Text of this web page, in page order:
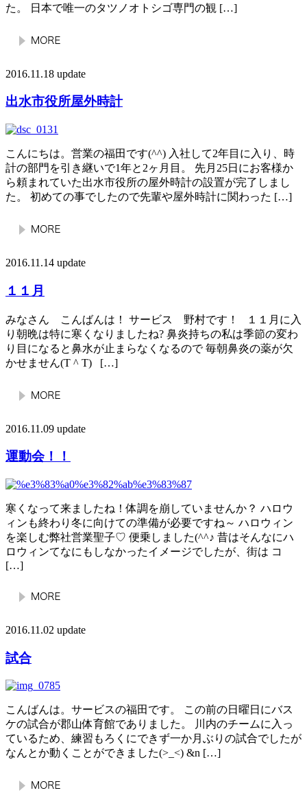
た。 日本で唯一のタツノオトシゴ専門の観 […]
2016.11.18 update
出水市役所屋外時計
こんにちは。営業の福田です(^^) 入社して2年目に入り、時
計の部門を引き継いで1年と2ヶ月目。 先月25日にお客様か
ら頼まれていた出水市役所の屋外時計の設置が完了しまし
た。 初めての事でしたので先輩や屋外時計に関わった […]
2016.11.14 update
１１月
みなさん こんばんは！ サービス 野村です！ １１月に入
り朝晩は特に寒くなりましたね? 鼻炎持ちの私は季節の変わ
り目になると鼻水が止まらなくなるので 毎朝鼻炎の薬が欠
かせません(T ^ T) […]
2016.11.09 update
運動会！！
寒くなって来ましたね！体調を崩していませんか？ ハロウ
ィンも終わり冬に向けての準備が必要ですね～ ハロウィン
を楽しむ弊社営業聖子♡ 便乗しました(^^♪ 昔はそんなにハ
ロウィンてなにもしなかったイメージでしたが、街は コ
[…]
2016.11.02 update
試合
こんばんは。サービスの福田です。 この前の日曜日にバス
ケの試合が郡山体育館でありました。 川内のチームに入っ
ているため、練習もろくにできず一か月ぶりの試合でしたが
なんとか動くことができました(>_<) &n […]